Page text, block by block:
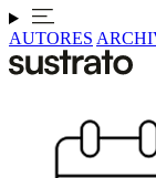
AUTORES